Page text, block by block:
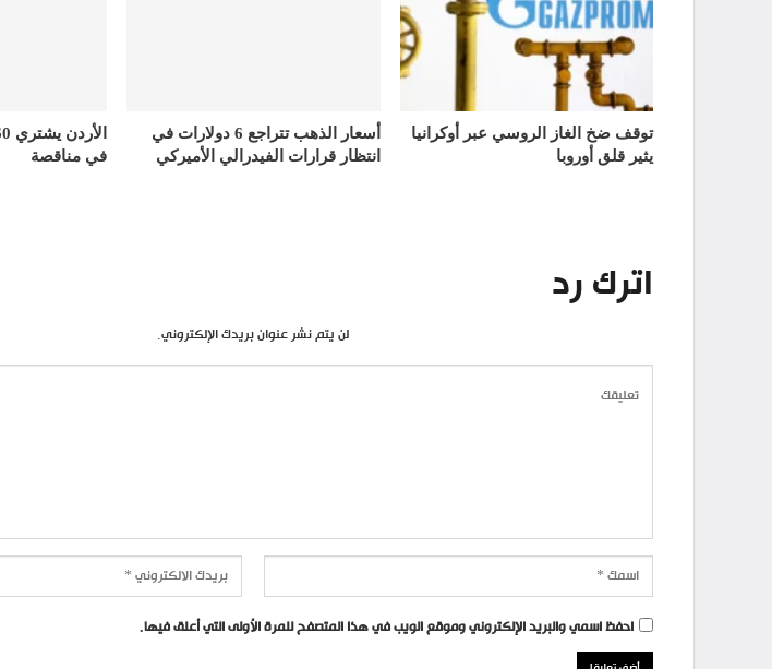
توقف ضخ الغاز الروسي عبر أوكرانيا
يثير قلق أوروبا
أسعار الذهب تتراجع 6 دولارات في
انتظار قرارات الفيدرالي الأميركي
في مناقصة
اترك رد
لن يتم نشر عنوان بريدك الإلكتروني.
احفظ اسمي والبريد الإلكتروني وموقع الويب في هذا المتصفح للمرة الأولى التي أعلق فيها.